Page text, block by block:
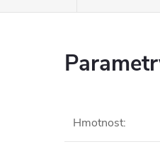
Hmotnost: